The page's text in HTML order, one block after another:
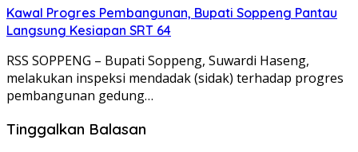
Kawal Progres Pembangunan, Bupati Soppeng Pantau
Langsung Kesiapan SRT 64
RSS SOPPENG – Bupati Soppeng, Suwardi Haseng,
melakukan inspeksi mendadak (sidak) terhadap progres
pembangunan gedung…
Tinggalkan Balasan